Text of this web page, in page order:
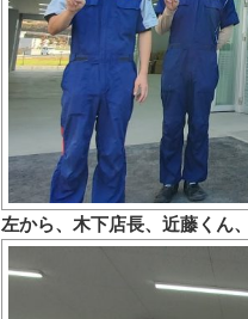
左から、木下店長、近藤くん